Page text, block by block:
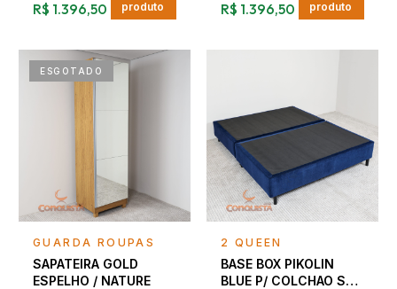
R$ 1.396,50
produto
R$ 1.396,50
produto
ESGOTADO
Falar com consultor
GUARDA ROUPAS
SAPATEIRA GOLD
ESPELHO / NATURE
Falar com consultor
2 QUEEN
BASE BOX PIKOLIN
BLUE P/ COLCHAO S&F